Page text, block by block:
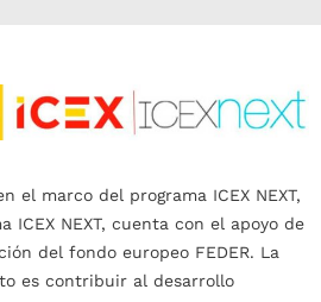
el marco del programa ICEX NEXT,
ICEX NEXT, cuenta con el apoyo de
del fondo europeo FEDER. La
es contribuir al desarrollo